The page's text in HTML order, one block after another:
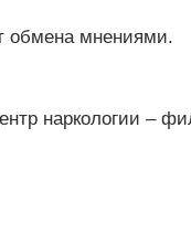
обмена мнениями.
наркологии –